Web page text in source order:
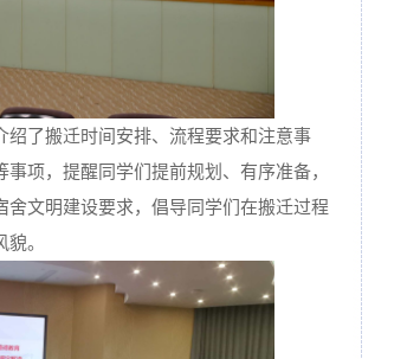
了搬迁时间安排、流程要求和注意事
项，提醒同学们提前规划、有序准备，
文明建设要求，倡导同学们在搬迁过程
。